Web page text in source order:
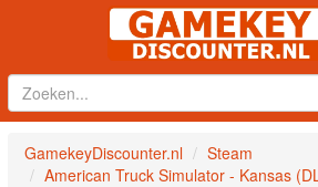
GamekeyDiscounter.nl
Steam
American Truck Simulator - Kansas